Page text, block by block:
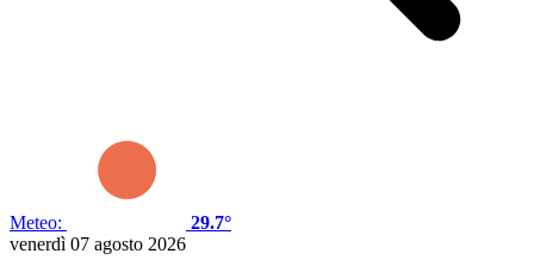
Meteo:
29.7°
venerdì 07 agosto 2026